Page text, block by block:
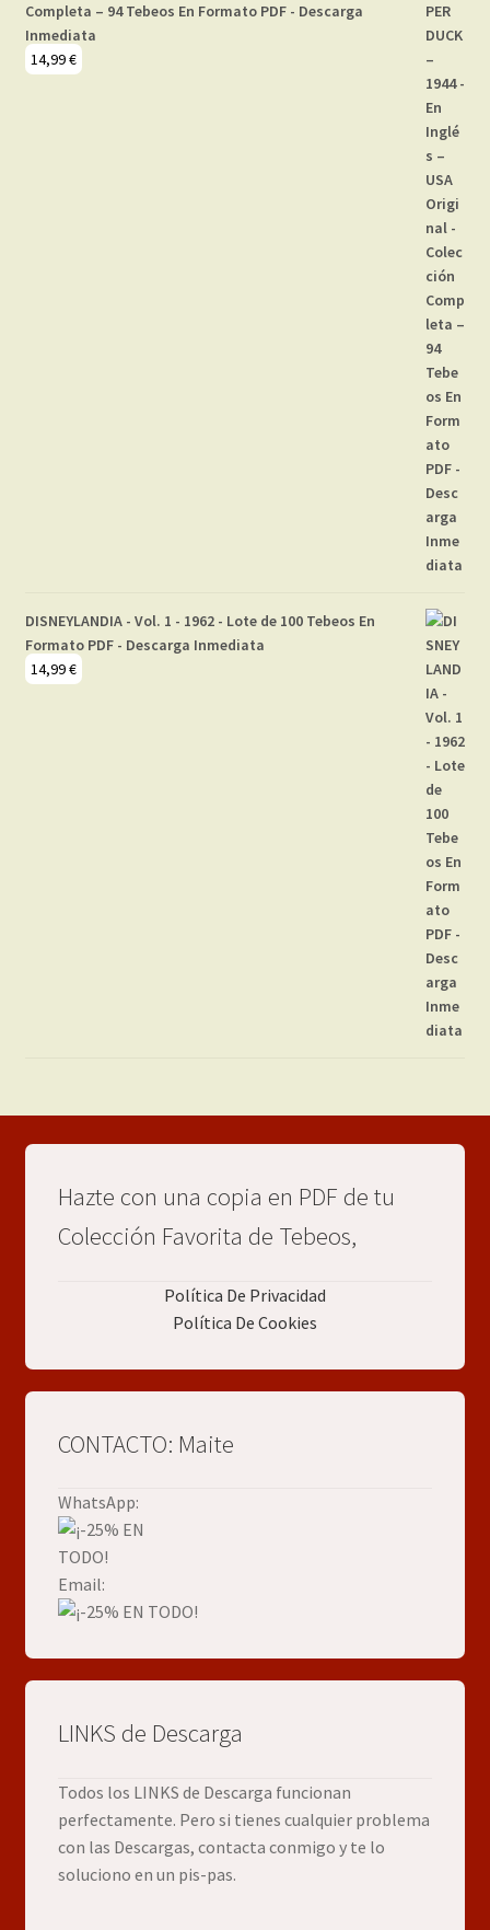
Completa – 94 Tebeos En Formato PDF - Descarga
Inmediata
14,99€
DISNEYLANDIA - Vol. 1 - 1962 - Lote de 100 Tebeos En
Formato PDF - Descarga Inmediata
14,99€
Hazte con una copia en PDF de tu
Colección Favorita de Tebeos,
Política De Privacidad
Política De Cookies
CONTACTO: Maite
WhatsApp:
Email:
LINKS de Descarga
Todos los LINKS de Descarga funcionan
perfectamente. Pero si tienes cualquier problema
con las Descargas, contacta conmigo y te lo
soluciono en un pis-pas.